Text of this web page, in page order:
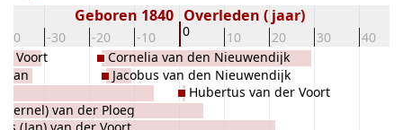
-40 -30 -20 -10 0 10 20 30 40
Geboren 1840 Overleden ( jaar)
Voort
van der Ploeg
Cornelia van den Nieuwendijk
Jacobus van den Nieuwendijk
Hubertus van der Voort